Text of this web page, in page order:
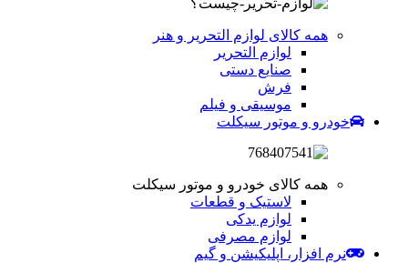
همه کالای لوازم التحریر و هنر
لوازم التحریر
صنایع دستی
فرش
موسیقی و فیلم
خودرو و موتور سیکلت
همه کالای خودرو و موتور سیکلت
لاستیک و قطعات
لوازم یدکی
لوازم مصرفی
نرم افزار، اپلیکیشن و گیم